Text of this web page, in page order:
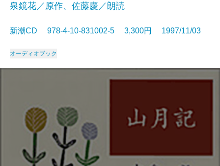
泉鏡花／原作、佐藤慶／朗読
新潮CD 978-4-10-831002-5 3,300円 1997/11/03
オーディオブック